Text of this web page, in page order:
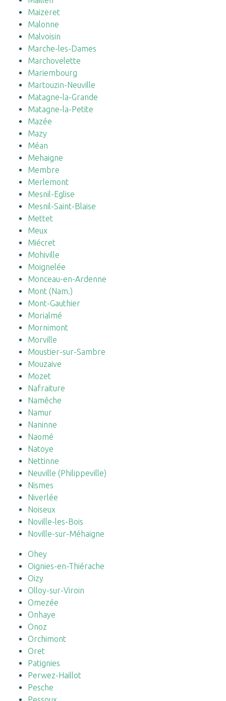
Maizeret
Malonne
Malvoisin
Marche-les-Dames
Marchovelette
Mariembourg
Martouzin-Neuville
Matagne-la-Grande
Matagne-la-Petite
Mazée
Mazy
Méan
Mehaigne
Membre
Merlemont
Mesnil-Eglise
Mesnil-Saint-Blaise
Mettet
Meux
Miécret
Mohiville
Moignelée
Monceau-en-Ardenne
Mont (Nam.)
Mont-Gauthier
Morialmé
Mornimont
Morville
Moustier-sur-Sambre
Mouzaive
Mozet
Nafraiture
Namêche
Namur
Naninne
Naomé
Natoye
Nettinne
Neuville (Philippeville)
Nismes
Niverlée
Noiseux
Noville-les-Bois
Noville-sur-Méhaigne
Ohey
Oignies-en-Thiérache
Oizy
Olloy-sur-Viroin
Omezée
Onhaye
Onoz
Orchimont
Oret
Patignies
Perwez-Haillot
Pesche